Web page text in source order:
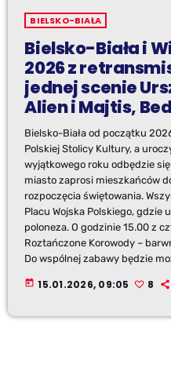
BIELSKO-BIAŁA
Bielsko-Biała i
2026 z
jednej scenie
Alien i Majtis,
Iwona Loranc,
Dominik Czuż i
żyje Sztuka w
Bielsko-Biała od początku
Polskiej Stolicy Kultury, a
wyjątkowego roku odbędzie
miasto zaprosi mieszkańców
rozpoczęcia świętowania.
Placu Wojska Polskiego,
poloneza. O godzinie 15.00 z
Roztańczone Korowody –
Do wspólnej zabawy będzie
today 15.01.2026, 09:05 8